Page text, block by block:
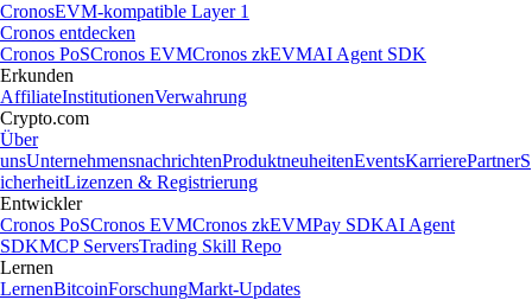
CronosEVM-kompatible Layer 1
Cronos entdecken
Cronos PoSCronos EVMCronos zkEVMAI Agent SDK
Erkunden
AffiliateInstitutionenVerwahrung
Crypto.com
Über
unsUnternehmensnachrichtenProduktneuheitenEventsKarrierePartnerS
icherheitLizenzen & Registrierung
Entwickler
Cronos PoSCronos EVMCronos zkEVMPay SDKAI Agent
SDKMCP ServersTrading Skill Repo
Lernen
LernenBitcoinForschungMarkt-Updates